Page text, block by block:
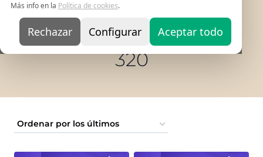
Más info en la Política de cookies.
Rechazar Configurar Aceptar todo
Inicio / TIENDA ONLINE / 320
320